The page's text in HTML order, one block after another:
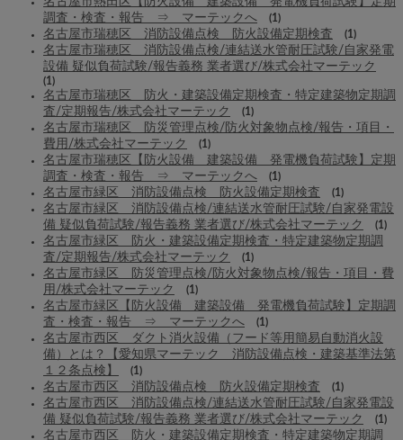
調査・検査・報告 ⇒ マーテックへ
(1)
名古屋市瑞穂区 消防設備点検 防火設備定期検査 (1)
名古屋市瑞穂区 消防設備点検/連結送水管耐圧試験/自家発電
設備 疑似負荷試験/報告義務 業者選び/株式会社マーテック
(1)
名古屋市瑞穂区 防火・建築設備定期検査・特定建築物定期調
査/定期報告/株式会社マーテック
(1)
名古屋市瑞穂区 防災管理点検/防火対象物点検/報告・項目・
費用/株式会社マーテック
(1)
名古屋市瑞穂区【防火設備 建築設備 発電機負荷試験】定期
調査・検査・報告 ⇒ マーテックへ
(1)
名古屋市緑区 消防設備点検 防火設備定期検査 (1)
名古屋市緑区 消防設備点検/連結送水管耐圧試験/自家発電設
備 疑似負荷試験/報告義務 業者選び/株式会社マーテック
(1)
名古屋市緑区 防火・建築設備定期検査・特定建築物定期調
査/定期報告/株式会社マーテック
(1)
名古屋市緑区 防災管理点検/防火対象物点検/報告・項目・費
用/株式会社マーテック
(1)
名古屋市緑区【防火設備 建築設備 発電機負荷試験】定期調
査・検査・報告 ⇒ マーテックへ
(1)
名古屋市西区 ダクト消火設備（フード等用簡易自動消火設
備）とは？【愛知県マーテック 消防設備点検・建築基準法第
１２条点検】
(1)
名古屋市西区 消防設備点検 防火設備定期検査 (1)
名古屋市西区 消防設備点検/連結送水管耐圧試験/自家発電設
備 疑似負荷試験/報告義務 業者選び/株式会社マーテック
(1)
名古屋市西区 防火・建築設備定期検査・特定建築物定期調